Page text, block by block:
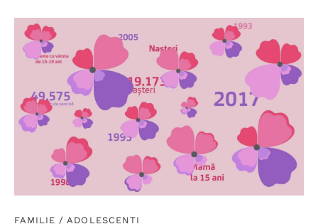
FAMILIE / ADOLESCENȚI